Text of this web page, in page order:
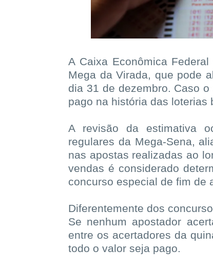
A Caixa Econômica
Mega da Virada, que pode
dia 31 de dezembro. Caso
pago na história das loterias
A revisão da estimativa
regulares da Mega-Sena,
nas apostas realizadas ao
vendas é considerado
concurso especial de fim de
Diferentemente dos
Se nenhum apostador
entre os acertadores da
todo o valor seja pago.